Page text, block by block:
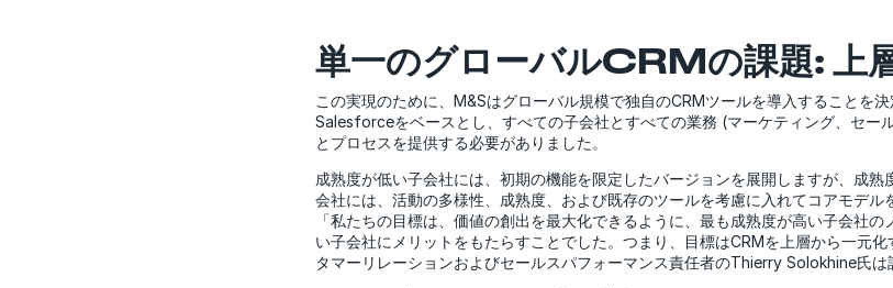
単一のグローバルCRMの課題: 上
この実現のために、M&Sはグローバル規模で独自のCRMツールを導入することを
Salesforceをベースとし、すべての子会社とすべての業務 (マーケティング、セー
とプロセスを提供する必要がありました。
成熟度が低い子会社には、初期の機能を限定したバージョンを展開しますが、成
会社には、活動の多様性、成熟度、および既存のツールを考慮に入れてコアモデル
「私たちの目標は、価値の創出を最大化できるように、最も成熟度が高い子会社
い子会社にメリットをもたらすことでした。つまり、目標はCRMを上層から一元
タマーリレーションおよびセールスパフォーマンス責任者のThierry Solokhine氏は